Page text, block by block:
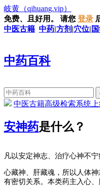
岐黄 （qihuang.vip）
免费、且好用。
请您 登录
中医古籍 中药|方剂 |穴位|
中药百科
中医古籍高级检索系统上
安神药是什么？
凡以安定神志、治疗心神不
心藏神、肝藏魂，所以人体
有密切关系。本类药主入心